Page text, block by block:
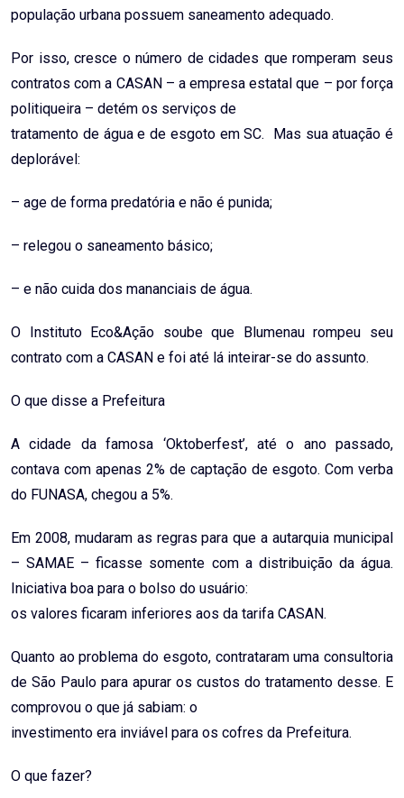
população urbana possuem saneamento adequado.
Por isso, cresce o número de cidades que romperam seus
contratos com a CASAN – a empresa estatal que – por força
politiqueira – detém os serviços de
tratamento de água e de esgoto em SC. Mas sua atuação é
deplorável:
– age de forma predatória e não é punida;
– relegou o saneamento básico;
– e não cuida dos mananciais de água.
O Instituto Eco&Ação soube que Blumenau rompeu seu
contrato com a CASAN e foi até lá inteirar-se do assunto.
O que disse a Prefeitura
A cidade da famosa ‘Oktoberfest’, até o ano passado,
contava com apenas 2% de captação de esgoto. Com verba
do FUNASA, chegou a 5%.
Em 2008, mudaram as regras para que a autarquia municipal
– SAMAE – ficasse somente com a distribuição da água.
Iniciativa boa para o bolso do usuário:
os valores ficaram inferiores aos da tarifa CASAN.
Quanto ao problema do esgoto, contrataram uma consultoria
de São Paulo para apurar os custos do tratamento desse. E
comprovou o que já sabiam: o
investimento era inviável para os cofres da Prefeitura.
O que fazer?